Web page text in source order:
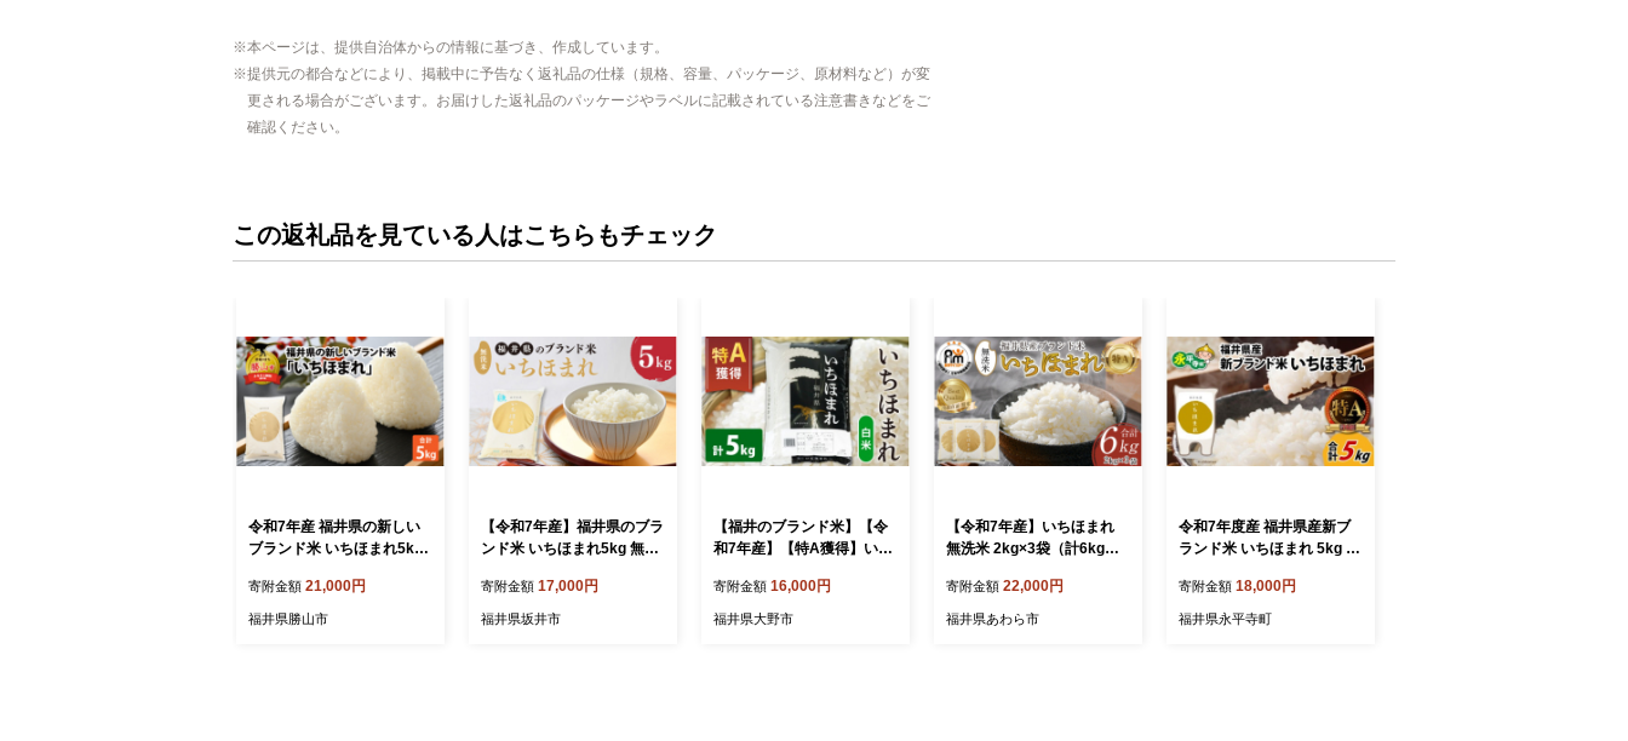
本ページは、提供自治体からの情報に基づき、作成しています。
提供元の都合などにより、掲載中に予告なく返礼品の仕様（規格、容量、パッケージ、原材料など）が変
更される場合がございます。お届けした返礼品のパッケージやラベルに記載されている注意書きなどをご
確認ください。
この返礼品を見ている人はこちらもチェック
令和7年産 福井県の新しい
ブランド米 いちほまれ5kg
寄附金額 21,000円
福井県勝山市
【令和7年産】福井県のブラ
ンド米 いちほまれ5kg 無洗
特A 】 [A-6176]
寄附金額 17,000円
福井県坂井市
【福井のブランド米】【令
和7年産】【特A獲得】いち
寄附金額 16,000円
福井県大野市
【令和7年産】いちほまれ
無洗米 2kg×3袋（計6kg）
飯 白米 新鮮 [aw064-b012]
寄附金額 22,000円
福井県あわら市
令和7年度産 福井県産新ブ
ランド米 いちほまれ 5kg [A
寄附金額 18,000円
福井県永平寺町